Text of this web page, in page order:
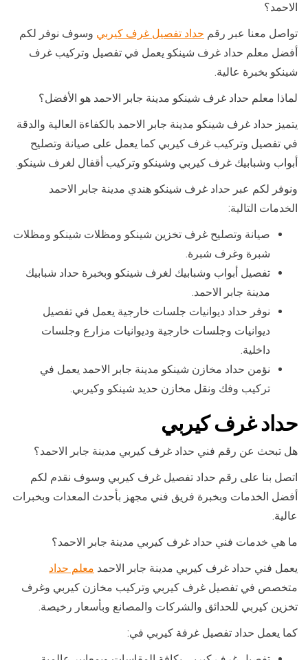
الاحمد؟
تواصل معنا عبر رقم حداد تفصيل غرف كيربي وسوف نوفر لكم
أفضل معلم حداد غرف شينكو يعمل في تفصيل وتركيب غرف
شينكو بخبرة عالية.
لماذا معلم حداد غرف شينكو مدينة جابر الاحمد هو الأفضل؟
يتميز حداد غرف شينكو مدينة جابر الاحمد بالكفاءة العالية والدقة
في تفصيل وتركيب غرف كيربي كما يعمل على صيانة وتصليح
أبواب وشبابيك غرف كيربي وشينكو وتركيب أقفال لغرف شينكو.
ونوفر لكم عبر حداد غرف شينكو هندي مدينة جابر الاحمد
الخدمات التالية:
صيانة وتصليح غرف تخزين شينكو ومظلات شينكو ومظلات
شبرة وغرف شبرة.
تفصيل أبواب وشبابيك لغرف شينكو وبخبرة حداد شبابيك
مدينة جابر الاحمد.
نوفر حداد ديوانيات جلسات خارجية يعمل في تفصيل
ديوانيات وجلسات خارجية وديوانيات مزارع وجلسات
داخلية.
نؤمن حداد مخازن شينكو مدينة جابر الاحمد يعمل في
تركيب وفك ونقل مخازن حديد شينكو وكيربي.
حداد غرف كيربي
هل تبحث عن رقم فني حداد غرف كيربي مدينة جابر الاحمد؟
اتصل بنا على رقم حداد تفصيل غرف كيربي وسوف نقدم لكم
أفضل الخدمات وبخبرة فريق فني مجهز بأحدث المعدات وبخبرات
عالية.
ما هي خدمات فني حداد غرف كيربي مدينة جابر الاحمد؟
يعمل فني حداد غرف كيربي مدينة جابر الاحمد معلم حداد
متخصص في تفصيل غرف كيربي وتركيب مخازن كيربي وغرف
تخزين كيربي للحدائق والشركات والمصانع وبأسعار رخيصة.
كما يعمل حداد تفصيل غرفة كيربي في: